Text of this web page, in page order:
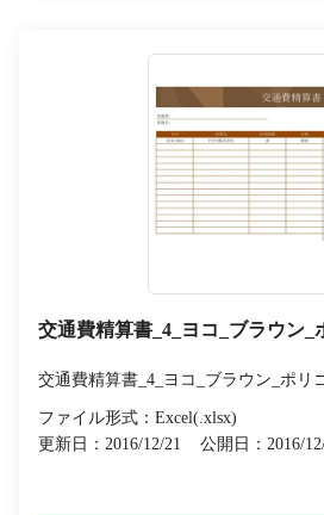
交通費精算書_4_ヨコ_ブラウン_
交通費精算書_4_ヨコ_ブラウン_ポリ
ファイル形式：Excel(.xlsx)
更新日：2016/12/21
公開日：2016/